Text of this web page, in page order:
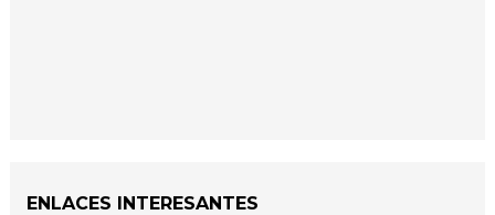
ENLACES INTERESANTES